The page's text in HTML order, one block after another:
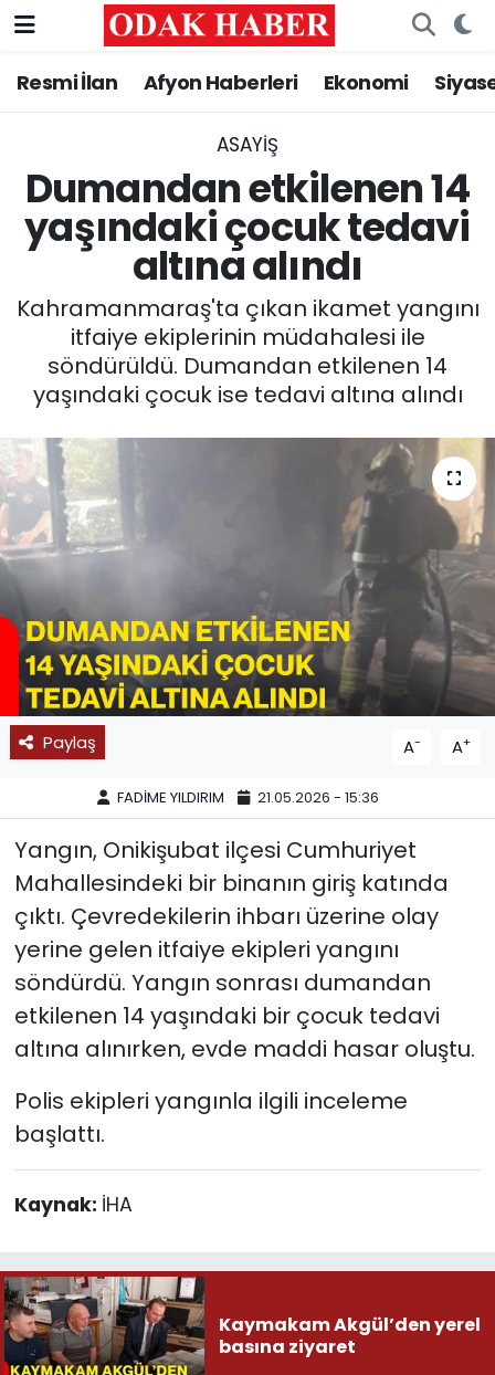
Resmi İlan Afyon Haberleri Ekonomi
ASAYİŞ
Dumandan etkilenen 14
yaşındaki çocuk tedavi
altına alındı
Kahramanmaraş'ta çıkan ikamet yangını
itfaiye ekiplerinin müdahalesi ile
söndürüldü. Dumandan etkilenen 14
yaşındaki çocuk ise tedavi altına alındı
Paylaş A- A+
FADİME YILDIRIM 21.05.2026 - 15:36
Yangın, Onikişubat ilçesi Cumhuriyet
Mahallesindeki bir binanın giriş katında
çıktı. Çevredekilerin ihbarı üzerine olay
yerine gelen itfaiye ekipleri yangını
söndürdü. Yangın sonrası dumandan
etkilenen 14 yaşındaki bir çocuk tedavi
altına alınırken, evde maddi hasar oluştu.
Polis ekipleri yangınla ilgili inceleme
başlattı.
Kaynak: İHA
Kaymakam Akgül’den yerel
basına ziyaret
AFYONKARAHİSAR HABERLERİ
ASAYİŞ
GÜNCEL
SİYASET
EĞİTİM
SAĞLIK
SPOR
11:11 MANŞET
Nöbetçi Eczaneler
Trafik Durumu
Süper Lig Puan Durumu ve Fikstür
Tüm Manşetler
Son Dakika Haberleri